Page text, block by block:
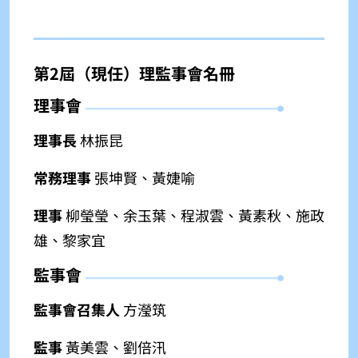
第2屆（現任）理監事會名冊
理事會
理事長林振昆
常務理事 張坤賢、黃婕喻
理事柳瑩瑩、余玉葉、程淑雲、黃素秋、施政
雄、黎家宜
監事會
監事會召集人 方瀅筑
監事 黃美雲、劉倍汛